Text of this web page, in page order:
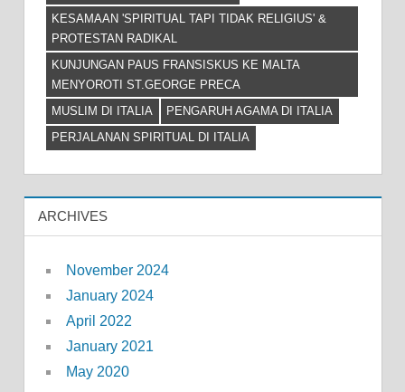
KESAMAAN 'SPIRITUAL TAPI TIDAK RELIGIUS' &
PROTESTAN RADIKAL
KUNJUNGAN PAUS FRANSISKUS KE MALTA
MENYOROTI ST.GEORGE PRECA
MUSLIM DI ITALIA
PENGARUH AGAMA DI ITALIA
PERJALANAN SPIRITUAL DI ITALIA
ARCHIVES
November 2024
January 2024
April 2022
January 2021
May 2020